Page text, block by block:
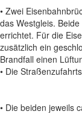
• Zwei
das Westgleis.
errichtet. Für die
zusätzlich ein
Brandfall einen
• Die
• Die beiden jeweils